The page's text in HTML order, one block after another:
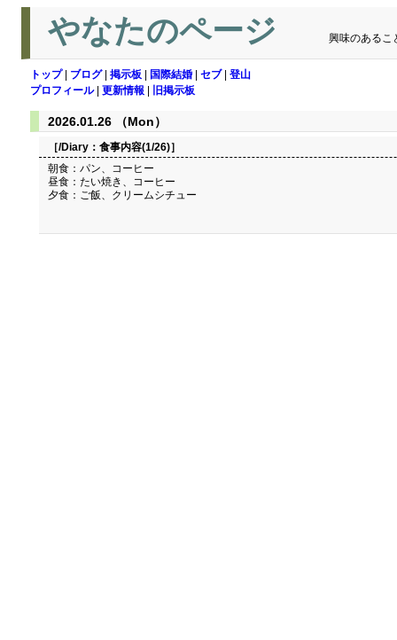
やなたのページ 興味のあるこ
トップ| ブログ| 掲示板 国際結婚 セブ| 登山
プロフィール| 更新情報 旧掲示板
2026.01.26 （Mon）
［/Diary： 食事内容(1/26)］
朝食：パン、コーヒー
昼食：たい焼き、コーヒー
夕食：ご飯、クリームシチュー